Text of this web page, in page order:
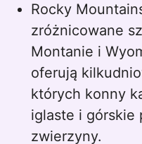
Rocky
zróżnicowane
Montanie i
oferują
których konny
iglaste i górskie
zwierzyny.